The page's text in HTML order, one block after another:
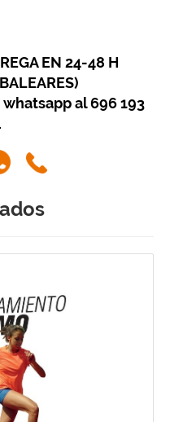
EN 24-48 H
al 696 193